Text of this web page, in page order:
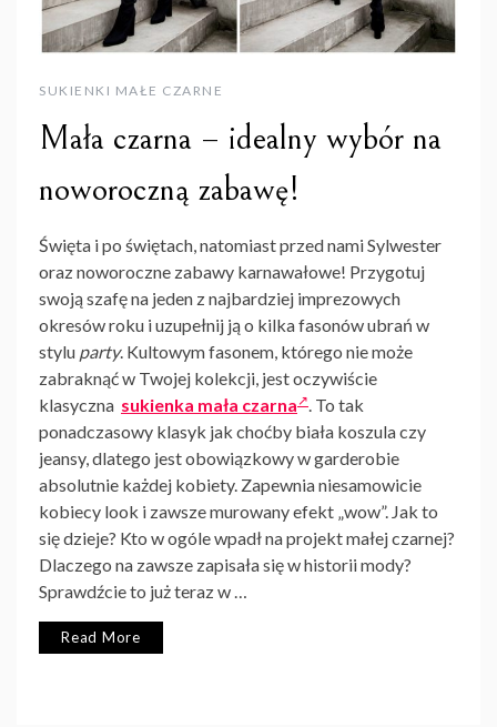
SUKIENKI MAŁE CZARNE
Mała czarna – idealny wybór na
noworoczną zabawę!
Święta i po świętach, natomiast przed nami Sylwester
oraz noworoczne zabawy karnawałowe! Przygotuj
swoją szafę na jeden z najbardziej imprezowych
okresów roku i uzupełnij ją o kilka fasonów ubrań w
stylu party. Kultowym fasonem, którego nie może
zabraknąć w Twojej kolekcji, jest oczywiście
klasyczna sukienka mała czarna
. To tak
ponadczasowy klasyk jak choćby biała koszula czy
jeansy, dlatego jest obowiązkowy w garderobie
absolutnie każdej kobiety. Zapewnia niesamowicie
kobiecy look i zawsze murowany efekt „wow”. Jak to
się dzieje? Kto w ogóle wpadł na projekt małej czarnej?
Dlaczego na zawsze zapisała się w historii mody?
Sprawdźcie to już teraz w …
Read More